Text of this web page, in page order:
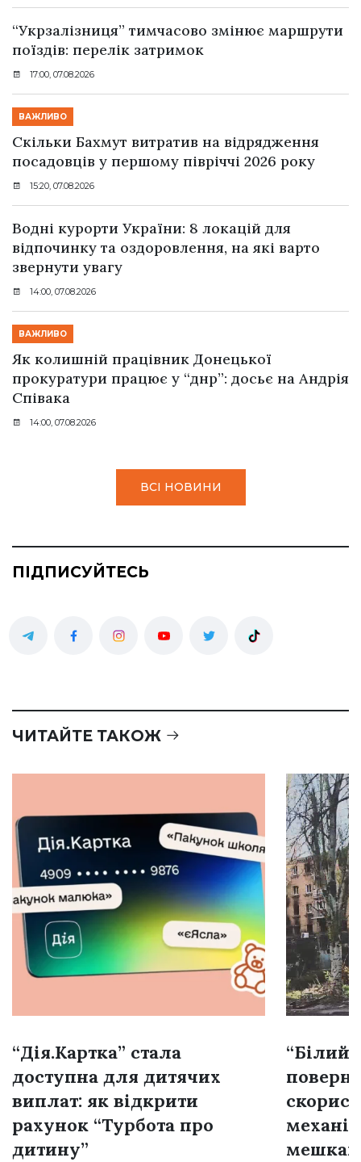
“Укрзалізниця” тимчасово змінює маршрути
поїздів: перелік затримок
17:00, 07.08.2026
ВАЖЛИВО
Скільки Бахмут витратив на відрядження
посадовців у першому півріччі 2026 року
15:20, 07.08.2026
Водні курорти України: 8 локацій для
відпочинку та оздоровлення, на які варто
звернути увагу
14:00, 07.08.2026
ВАЖЛИВО
Як колишній працівник Донецької
прокуратури працює у “днр”: досьє на Андрія
Співака
14:00, 07.08.2026
ВСІ НОВИНИ
ПІДПИСУЙТЕСЬ
ЧИТАЙТЕ ТАКОЖ
“Дія.Картка” стала
доступна для дитячих
виплат: як відкрити
рахунок “Турбота про
дитину”
“Білий